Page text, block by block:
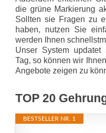
die grüne Markierung
Sollten sie Fragen zu
haben, nutzen Sie
werden Ihnen
Unser System
Tag, so können wir
Angebote zeigen zu
TOP 20
BESTSELLER NR. 1